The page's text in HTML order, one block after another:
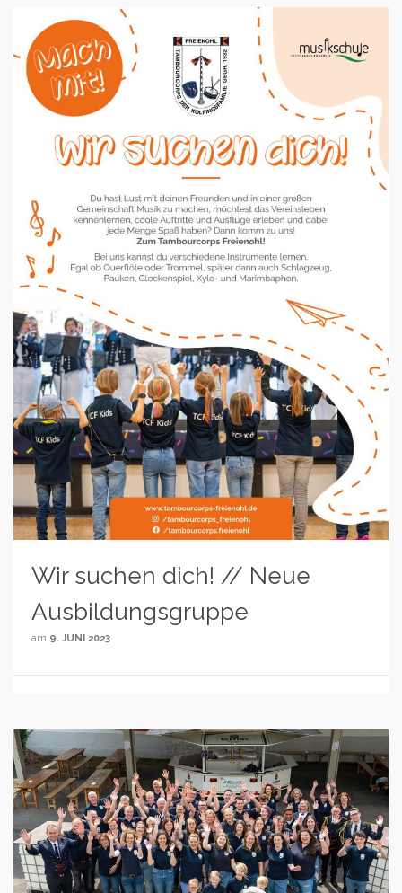
Wir suchen dich! // Neue
Ausbildungsgruppe
am 9. JUNI 2023